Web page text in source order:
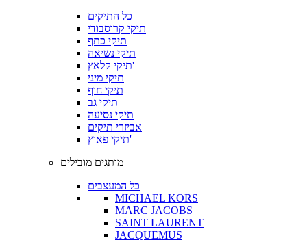
כל התיקים
תיקי קרוסבודי
תיקי כתף
תיקי נשיאה
תיקי קלאץ'
תיקי מיני
תיקי חוף
תיקי גב
תיקי נסיעה
אביזרי תיקים
תיקי פאוץ'
מותגים מובילים
כל המעצבים
MICHAEL KORS
MARC JACOBS
SAINT LAURENT
JACQUEMUS